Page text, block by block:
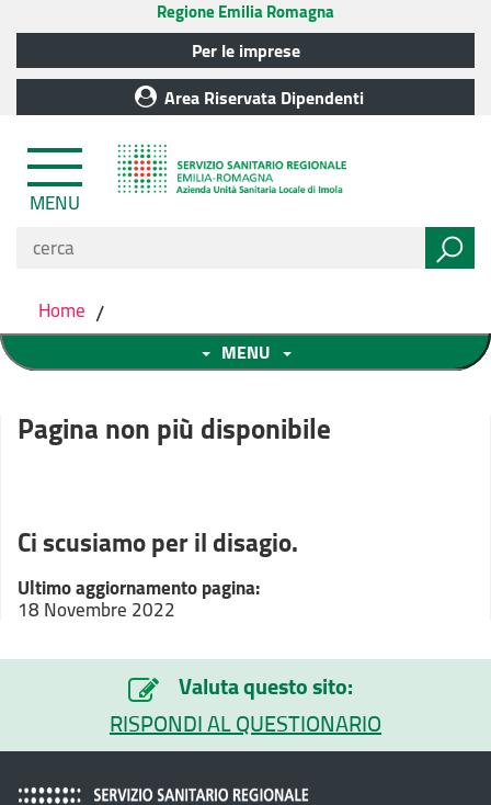
Regione Emilia Romagna
Per le imprese
Area Riservata Dipendenti
MENU
Home /
MENU
Pagina non più disponibile
Ci scusiamo per il disagio.
Ultimo aggiornamento pagina:
18 Novembre 2022
Valuta questo sito:
RISPONDI AL QUESTIONARIO